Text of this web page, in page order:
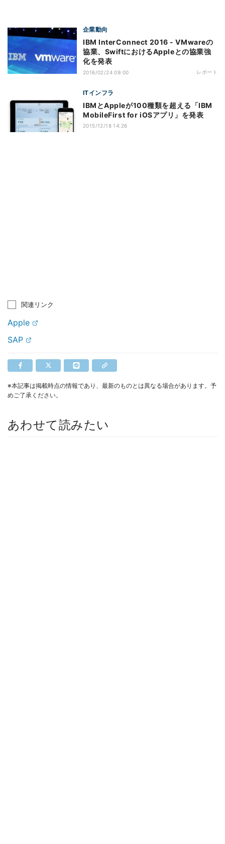
企業動向
IBM InterConnect 2016 - VMwareの
協業、SwiftにおけるAppleとの協業強
化を発表
2016/02/24 09:00 レポート
ITインフラ
IBMとAppleが100種類を超える「IBM
MobileFirst for iOSアプリ」を発表
2015/12/18 14:26
関連リンク
Apple
SAP
※本記事は掲載時点の情報であり、最新のものとは異なる場合があります。予
めご了承ください。
あわせて読みたい